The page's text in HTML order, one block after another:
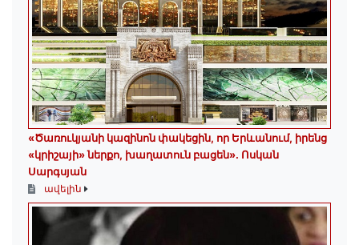
«Ծառուկյանի կազինոն փակեցին, որ Երևանում, իրենց
«կրիշայի» ներքո, խաղատուն բացեն»․ Ոսկան
Սարգսյան
ավելին